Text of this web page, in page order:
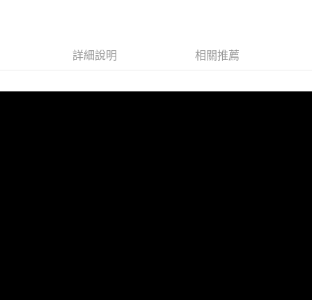
https://aftee.tw/terms/#terms3
任。
詳細說明 相關推薦